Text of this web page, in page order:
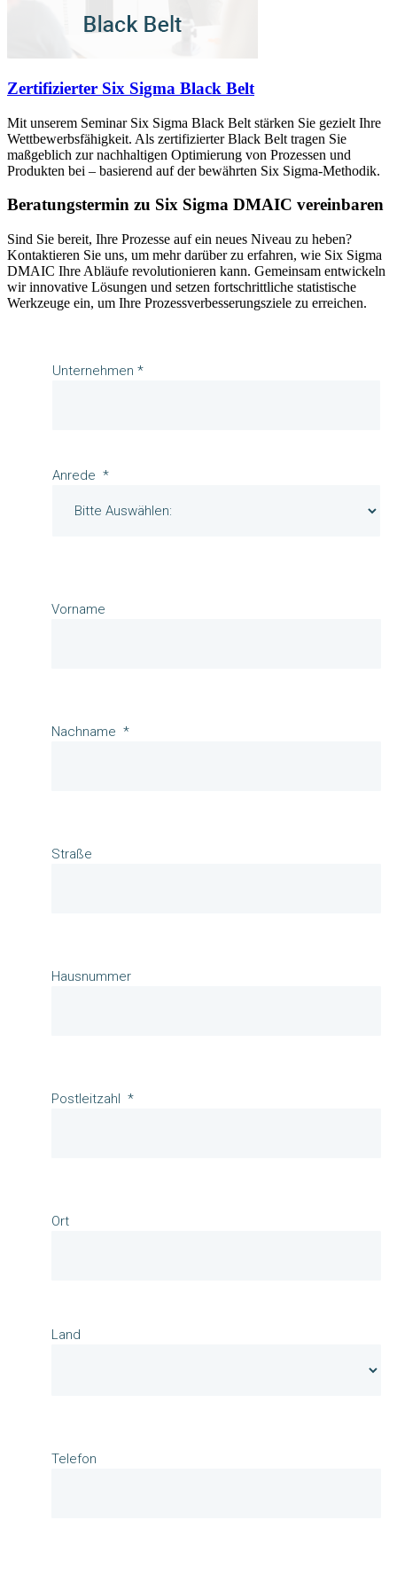
Zertifizierter Six Sigma Black Belt
Mit unserem Seminar Six Sigma Black Belt stärken Sie gezielt Ihre
Wettbewerbsfähigkeit. Als zertifizierter Black Belt tragen Sie
maßgeblich zur nachhaltigen Optimierung von Prozessen und
Produkten bei – basierend auf der bewährten Six Sigma-Methodik.
Beratungstermin zu Six Sigma DMAIC vereinbaren
Sind Sie bereit, Ihre Prozesse auf ein neues Niveau zu heben?
Kontaktieren Sie uns, um mehr darüber zu erfahren, wie Six Sigma
DMAIC Ihre Abläufe revolutionieren kann. Gemeinsam entwickeln
wir innovative Lösungen und setzen fortschrittliche statistische
Werkzeuge ein, um Ihre Prozessverbesserungsziele zu erreichen.
Unternehmen *
Anrede
Vorname
Nachname
Straße
Hausnummer
Postleitzahl
Ort
Land
Telefon